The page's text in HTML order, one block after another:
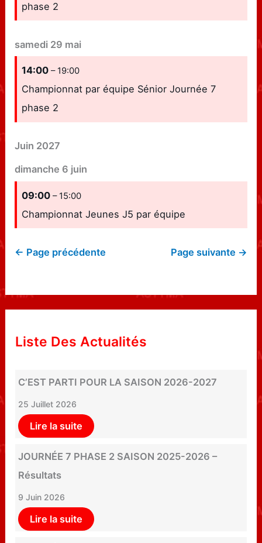
phase 2
samedi 29 mai
14:00– 19:00
Championnat par équipe Sénior Journée 7
phase 2
Juin 2027
dimanche 6 juin
09:00– 15:00
Championnat Jeunes J5 par équipe
← Page précédente Page suivante →
Liste Des Actualités
C’EST PARTI POUR LA SAISON 2026-2027
25 Juillet 2026
Lire la suite
JOURNÉE 7 PHASE 2 SAISON 2025-2026 –
Résultats
9 Juin 2026
Lire la suite